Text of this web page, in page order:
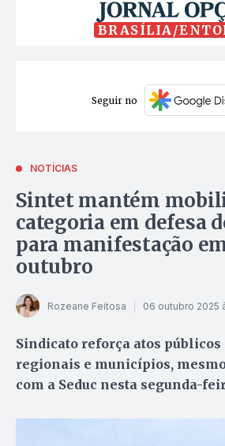
BRASÍLIA/
Seguir no
NOTÍCIAS
Sintet mantém
categoria em defesa
para manifestação
outubro
Rozeane Feitosa 06 outubro 2025
Sindicato reforça atos públicos
regionais e municípios,
com a Seduc nesta segunda-